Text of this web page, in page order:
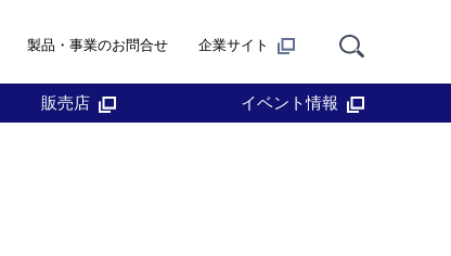
製品・事業のお問合せ 企業サイト
販売店 イベント情報